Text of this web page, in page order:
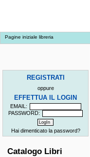
Pagine iniziale libreria
REGISTRATI
oppure
EFFETTUA IL LOGIN
EMAIL:
PASSWORD:
Hai dimenticato la password?
Catalogo Libri